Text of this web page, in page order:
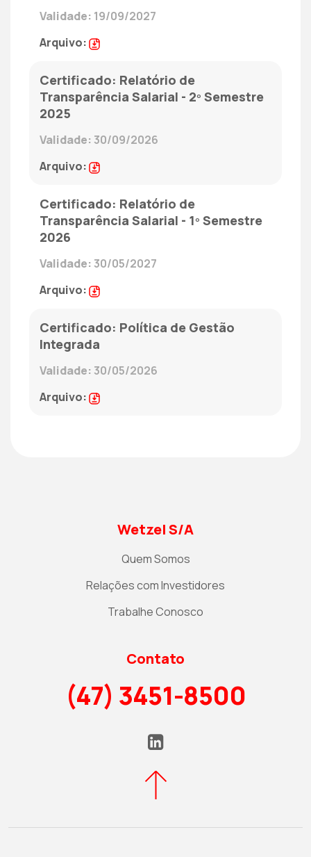
19/09/2027
Relatório de
Transparência Salarial - 2º Semestre
2025
30/09/2026
Relatório de
Transparência Salarial - 1º Semestre
2026
30/05/2027
Política de Gestão
Integrada
30/05/2026
Wetzel S/A
Quem Somos
Relações com Investidores
Trabalhe Conosco
Contato
(47) 3451-8500